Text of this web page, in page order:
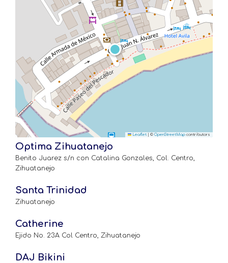
Leaflet © OpenStreetMap contributors
Optima Zihuatanejo
Benito Juarez s/n con Catalina Gonzales, Col. Centro,
Zihuatanejo
Santa Trinidad
Zihuatanejo
Catherine
Ejido No. 23A Col Centro, Zihuatanejo
DAJ Bikini